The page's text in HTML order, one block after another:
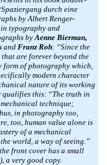
durch eine
by Albert Renger-
in typography and
byAenne Bierman,
and Franz Roh: “Since the
are forever beyond the
form of photography which,
modern character
nature of its working
qualifies this: “The truth in
technique;
in photography too,
too, human value alone is
of a mechanical
world, a way of seeing.”
front cover has a small
a very good copy.